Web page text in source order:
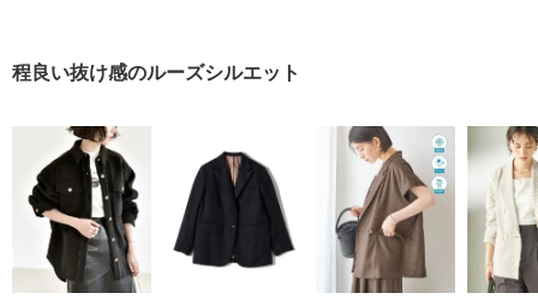
程良い抜け感のルーズシルエット